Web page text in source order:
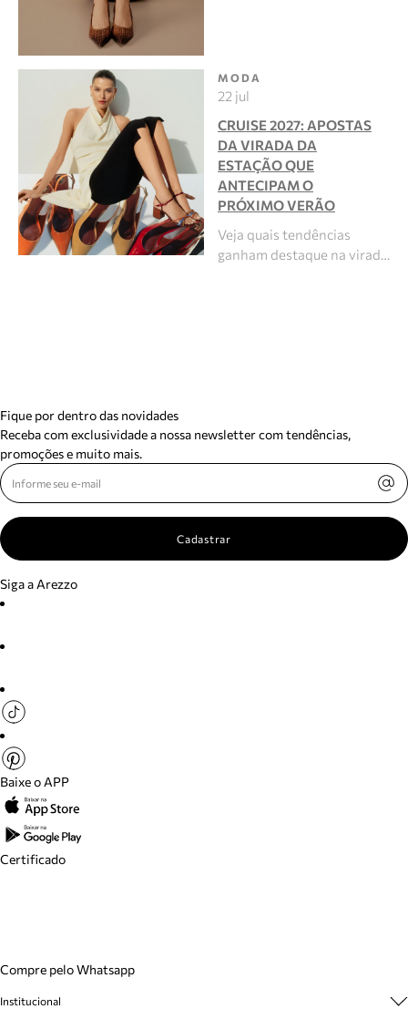
MODA
22 jul
CRUISE 2027: APOSTAS
DA VIRADA DA
ESTAÇÃO QUE
ANTECIPAM O
PRÓXIMO VERÃO
Veja quais tendências
ganham destaque na virad…
Fique por dentro das novidades
Receba com exclusividade a nossa newsletter com tendências,
promoções e muito mais.
Cadastrar
Siga a Arezzo
Baixe o APP
Certificado
Compre pelo Whatsapp
Institucional